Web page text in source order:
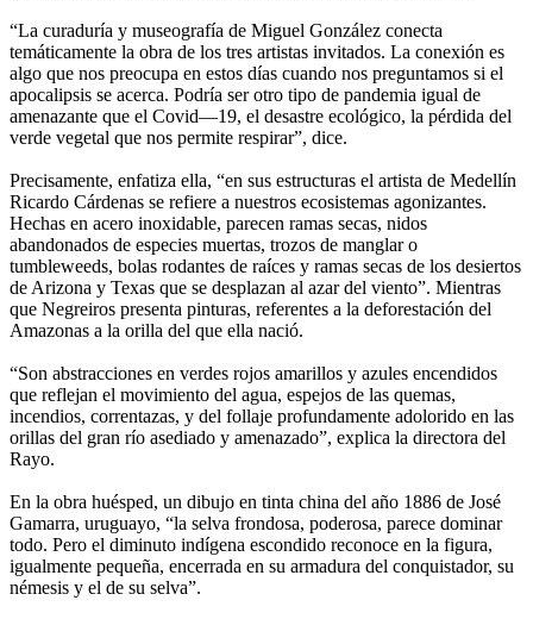
“La curaduría y museografía de Miguel González conecta
temáticamente la obra de los tres artistas invitados. La conexión es
algo que nos preocupa en estos días cuando nos preguntamos si el
apocalipsis se acerca. Podría ser otro tipo de pandemia igual de
amenazante que el Covid—19, el desastre ecológico, la pérdida del
verde vegetal que nos permite respirar”, dice.
Precisamente, enfatiza ella, “en sus estructuras el artista de Medellín
Ricardo Cárdenas se refiere a nuestros ecosistemas agonizantes.
Hechas en acero inoxidable, parecen ramas secas, nidos
abandonados de especies muertas, trozos de manglar o
tumbleweeds, bolas rodantes de raíces y ramas secas de los desiertos
de Arizona y Texas que se desplazan al azar del viento”. Mientras
que Negreiros presenta pinturas, referentes a la deforestación del
Amazonas a la orilla del que ella nació.
“Son abstracciones en verdes rojos amarillos y azules encendidos
que reflejan el movimiento del agua, espejos de las quemas,
incendios, correntazas, y del follaje profundamente adolorido en las
orillas del gran río asediado y amenazado”, explica la directora del
Rayo.
En la obra huésped, un dibujo en tinta china del año 1886 de José
Gamarra, uruguayo, “la selva frondosa, poderosa, parece dominar
todo. Pero el diminuto indígena escondido reconoce en la figura,
igualmente pequeña, encerrada en su armadura del conquistador, su
némesis y el de su selva”.